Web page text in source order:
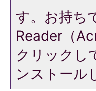
す。お持ち
Reader（
クリックし
ンストール